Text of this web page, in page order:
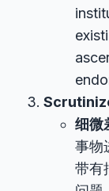
细微
事物
带有